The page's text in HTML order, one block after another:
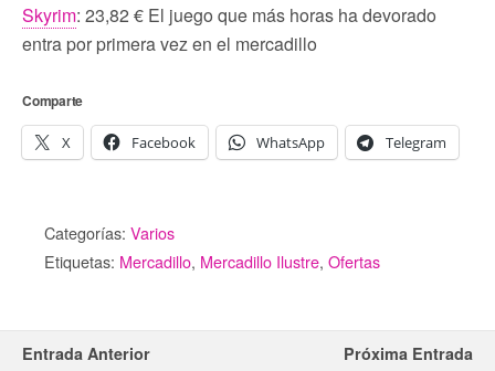
Skyrim: 23,82 € El juego que más horas ha devorado
entra por primera vez en el mercadillo
Comparte
X Facebook WhatsApp Telegram
Categorías: Varios
Etiquetas: Mercadillo, Mercadillo Ilustre, Ofertas
Entrada Anterior Próxima Entrada